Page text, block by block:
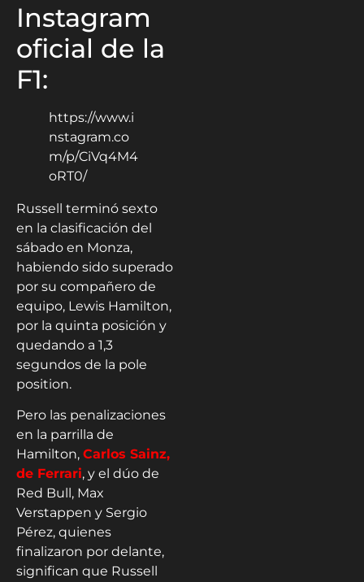
Instagram
oficial de la
F1:
https://www.i
nstagram.co
m/p/CiVq4M4
oRT0/
Russell terminó sexto
en la clasificación del
sábado en Monza,
habiendo sido superado
por su compañero de
equipo, Lewis Hamilton,
por la quinta posición y
quedando a 1,3
segundos de la pole
position.
Pero las penalizaciones
en la parrilla de
Hamilton, Carlos Sainz,
de Ferrari, y el dúo de
Red Bull, Max
Verstappen y Sergio
Pérez, quienes
finalizaron por delante,
significan que Russell